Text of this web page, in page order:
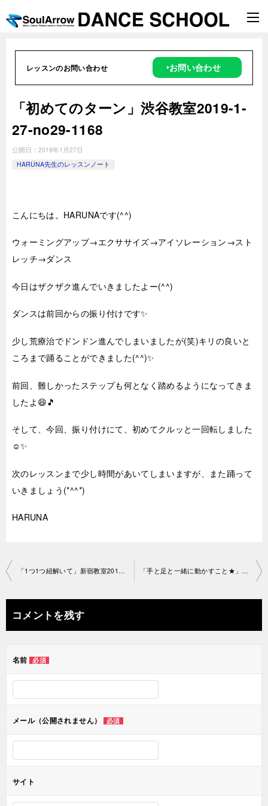
レッスンのお問い合わせ ‣お問い合わせ
「初めてのターン」渋谷教室2019-1-
27-no29-1168
公開日： 2019年1月27日
HARUNA先生のレッスンノート
こんにちは。HARUNAです(^^)
ウォーミングアップ→エクササイズ→アイソレーション→スト
レッチ→ダンス
今日はザクザク進んでいきましたよー(^^)
ダンスは前回からの振り付けです✨
少し荒療治でドンドン進んでしまいましたが(笑)キリの良いと
ころまで踊ることができました(^^)✨
前回、難しかったステップも何となく踏めるようになってきま
したよ😄🎵
そして、今回、振り付けにて、初めてクルッと一回転しました
☺✨
次のレッスンまで少し時間があいてしまいますが、また踊って
いきましょう(*^^*)
HARUNA
投
ナ
ビ
ー
ン
コメントを残す
名前 必須
メール（公開されません） 必須
サイト